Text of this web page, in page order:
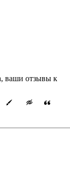
ваши отзывы к